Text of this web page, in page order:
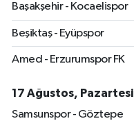
Başakşehir - Kocaelispor
Beşiktaş - Eyüpspor
Amed - Erzurumspor FK
17 Ağustos, Pazartesi
Samsunspor - Göztepe